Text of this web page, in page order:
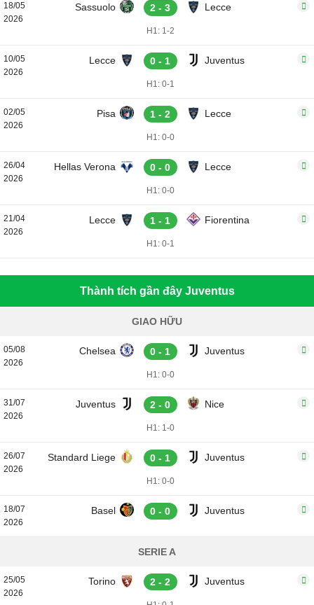
18/05
2026
Sassuolo 2 - 3 Lecce
H1: 1-2
10/05
2026
Lecce 0 - 1 Juventus
H1: 0-1
02/05
2026
Pisa 1 - 2 Lecce
H1: 0-0
26/04
2026
Hellas Verona 0 - 0 Lecce
H1: 0-0
21/04
2026
Lecce 1 - 1 Fiorentina
H1: 0-1
Thành tích gần đây Juventus
GIAO HỮU
05/08
2026
Chelsea 0 - 1 Juventus
H1: 0-0
31/07
2026
Juventus 2 - 0 Nice
H1: 1-0
26/07
2026
Standard Liege 0 - 1 Juventus
H1: 0-0
18/07
2026
Basel 0 - 0 Juventus
SERIE A
25/05
2026
Torino 2 - 2 Juventus